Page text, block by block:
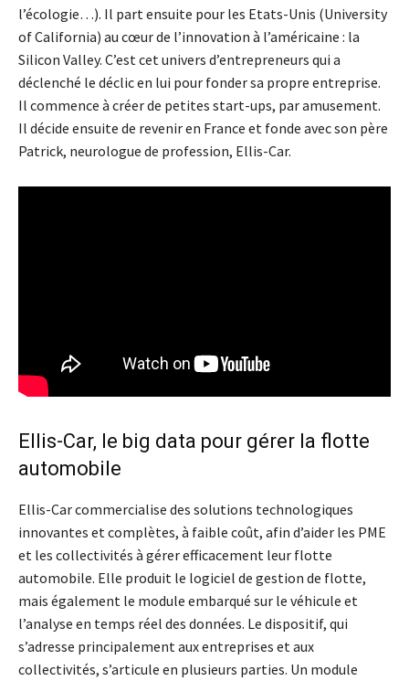
l’écologie…). Il part ensuite pour les Etats-Unis (University
of California) au cœur de l’innovation à l’américaine : la
Silicon Valley. C’est cet univers d’entrepreneurs qui a
déclenché le déclic en lui pour fonder sa propre entreprise.
Il commence à créer de petites start-ups, par amusement.
Il décide ensuite de revenir en France et fonde avec son père
Patrick, neurologue de profession, Ellis-Car.
Ellis-Car, le big data pour gérer la flotte
automobile
Ellis-Car commercialise des solutions technologiques
innovantes et complètes, à faible coût, afin d’aider les PME
et les collectivités à gérer efficacement leur flotte
automobile. Elle produit le logiciel de gestion de flotte,
mais également le module embarqué sur le véhicule et
l’analyse en temps réel des données. Le dispositif, qui
s’adresse principalement aux entreprises et aux
collectivités, s’articule en plusieurs parties. Un module